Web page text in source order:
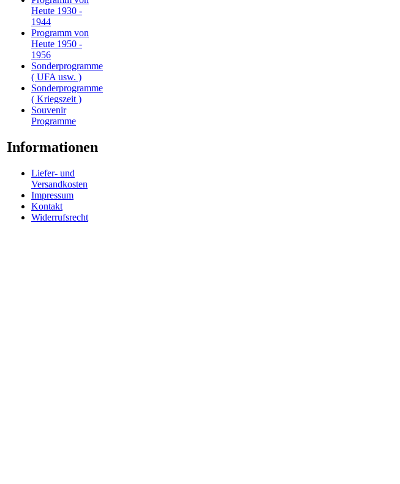
Heute 1930 -
1944
Programm von
Heute 1950 -
1956
Sonderprogramme
( UFA usw. )
Sonderprogramme
( Kriegszeit )
Souvenir
Programme
Informationen
Liefer- und
Versandkosten
Impressum
Kontakt
Widerrufsrecht